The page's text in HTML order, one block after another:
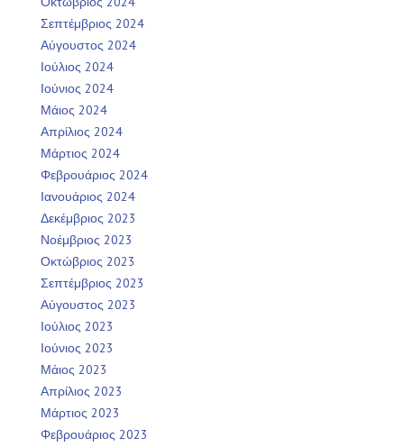
Σεπτέμβριος 2024
Αύγουστος 2024
Ιούλιος 2024
Ιούνιος 2024
Μάιος 2024
Απρίλιος 2024
Μάρτιος 2024
Φεβρουάριος 2024
Ιανουάριος 2024
Δεκέμβριος 2023
Νοέμβριος 2023
Οκτώβριος 2023
Σεπτέμβριος 2023
Αύγουστος 2023
Ιούλιος 2023
Ιούνιος 2023
Μάιος 2023
Απρίλιος 2023
Μάρτιος 2023
Φεβρουάριος 2023